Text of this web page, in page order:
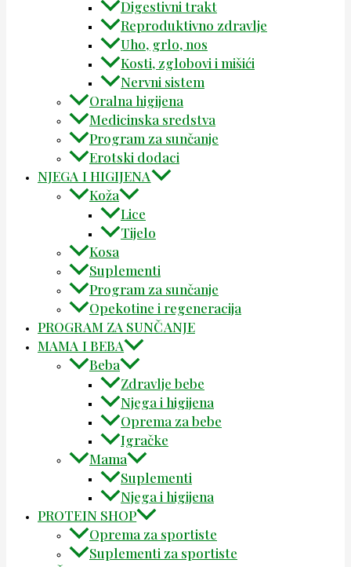
Digestivni trakt
Reproduktivno zdravlje
Uho, grlo, nos
Kosti, zglobovi i mišići
Nervni sistem
Oralna higijena
Medicinska sredstva
Program za sunčanje
Erotski dodaci
NJEGA I HIGIJENA
Koža
Lice
Tijelo
Kosa
Suplementi
Program za sunčanje
Opekotine i regeneracija
PROGRAM ZA SUNČANJE
MAMA I BEBA
Beba
Zdravlje bebe
Njega i higijena
Oprema za bebe
Igračke
Mama
Suplementi
Njega i higijena
PROTEIN SHOP
Oprema za sportiste
Suplementi za sportiste